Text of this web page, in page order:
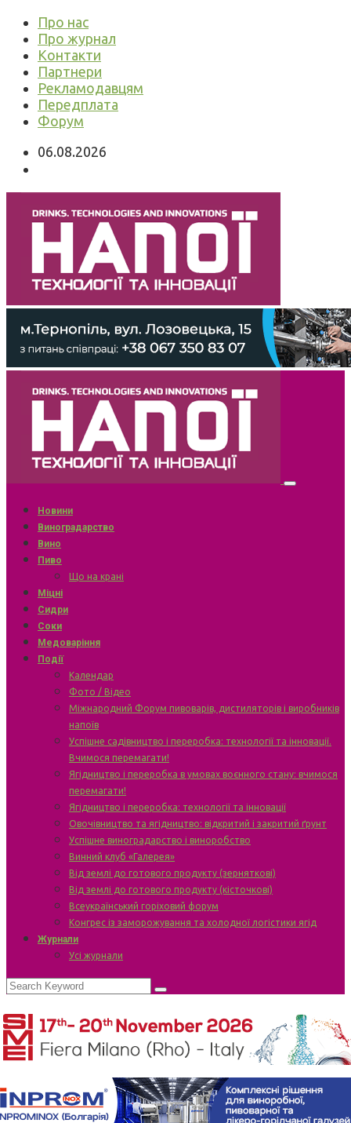
Про нас
Про журнал
Контакти
Партнери
Рекламодавцям
Передплата
Форум
06.08.2026
Новини
Виноградарство
Вино
Пиво
Що на крані
Міцні
Сидри
Соки
Медоваріння
Події
Календар
Фото / Відео
Міжнародний Форум пивоварів, дистиляторів і виробників
напоїв
Успішне садівництво і переробка: технології та інновації.
Вчимося перемагати!
Ягідництво і переробка в умовах воєнного стану: вчимося
перемагати!
Ягідництво і переробка: технології та інновації
Овочівництво та ягідництво: відкритий і закритий ґрунт
Успішне виноградарство і виноробство
Винний клуб «Галерея»
Від землі до готового продукту (зерняткові)
Від землі до готового продукту (кісточкові)
Всеукраїнський горіховий форум
Конгрес із заморожування та холодної логістики ягід
Журнали
Усі журнали